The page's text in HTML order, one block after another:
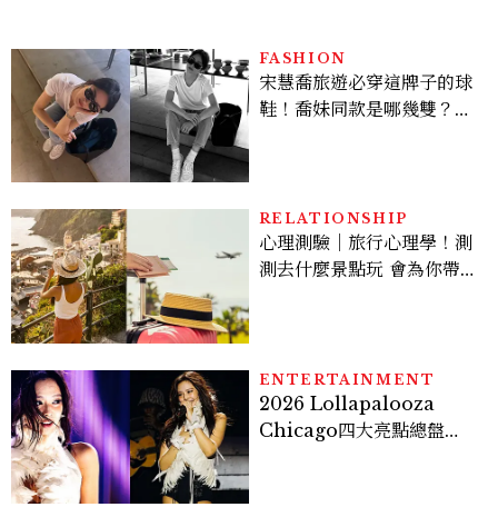
FASHION
宋慧喬旅遊必穿這牌子的球
鞋！喬妹同款是哪幾雙？
RELATIONSHIP
心理測驗｜旅行心理學！測
測去什麼景點玩 會為你帶來
ENTERTAINMENT
2026 Lollapalooza
Chicago四大亮點總盤